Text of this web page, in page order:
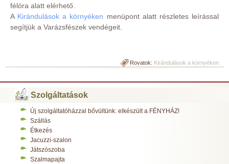
félóra alatt elérhető.
A Kirándulások a környéken menüpont alatt részletes leírással
segítjük a Varázsfészek vendégeit.
Rovatok: Kirándulások a környéken
Szolgáltatások
Új szolgáltatóházzal bővültünk: elkészült a FÉNYHÁZ!
Szállás
Étkezés
Jacuzzi-szalon
Játszószoba
Szalmapajta